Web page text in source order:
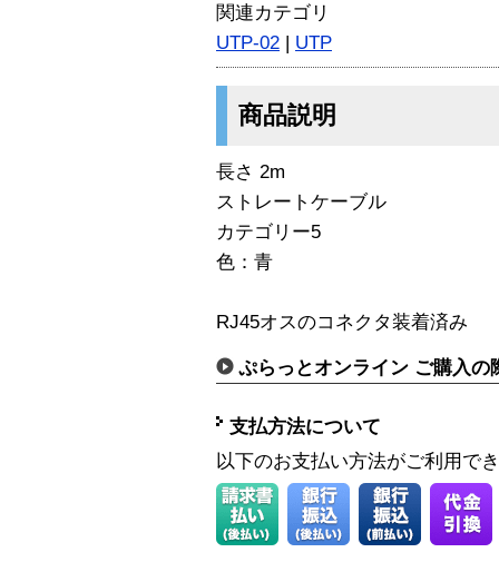
関連カテゴリ
UTP-02 | UTP
商品説明
長さ 2m
ストレートケーブル
カテゴリー5
色：青
RJ45オスのコネクタ装着済み
ぷらっとオンライン ご購入の
支払方法について
以下のお支払い方法がご利用で